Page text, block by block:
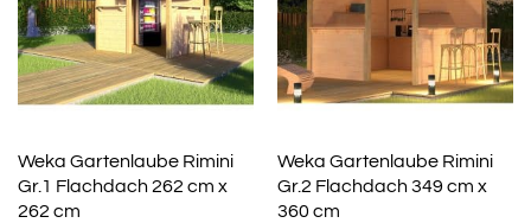
Weka Gartenlaube Rimini
Gr.1 Flachdach 262 cm x
262 cm
Weka Gartenlaube Rimini
Gr.2 Flachdach 349 cm x
360 cm